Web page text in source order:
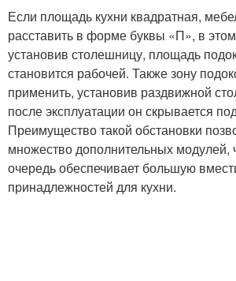
Если площадь кухни квадратная,
расставить в форме буквы «П», в
установив столешницу, площадь
становится рабочей. Также зону
применить, установив раздвижной
после эксплуатации он скрывается
Преимущество такой обстановки
множество дополнительных модулей,
очередь обеспечивает большую
принадлежностей для кухни.